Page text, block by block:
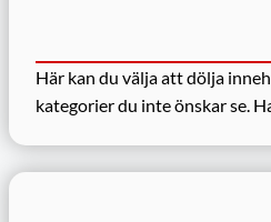
Här kan du välja att dölja
kategorier du inte önskar se.